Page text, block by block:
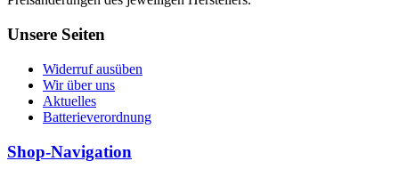
Unsere Seiten
Widerruf ausüben
Wir über uns
Aktuelles
Batterieverordnung
Shop-Navigation